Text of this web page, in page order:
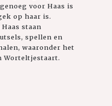
voor Haas is
op haar is.
staan
spellen en
waaronder het
Worteltjestaart.